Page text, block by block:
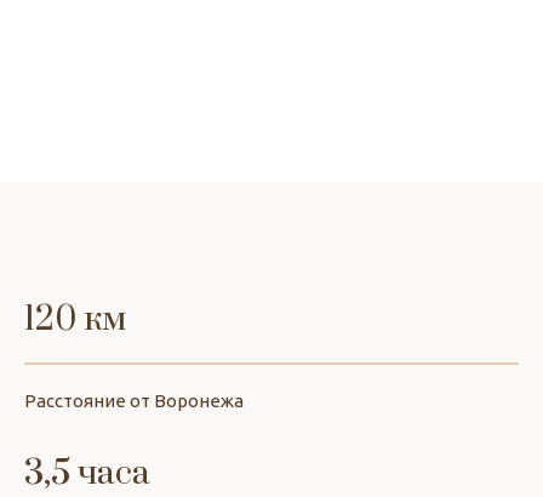
120 км
Расстояние от Воронежа
3,5 часа